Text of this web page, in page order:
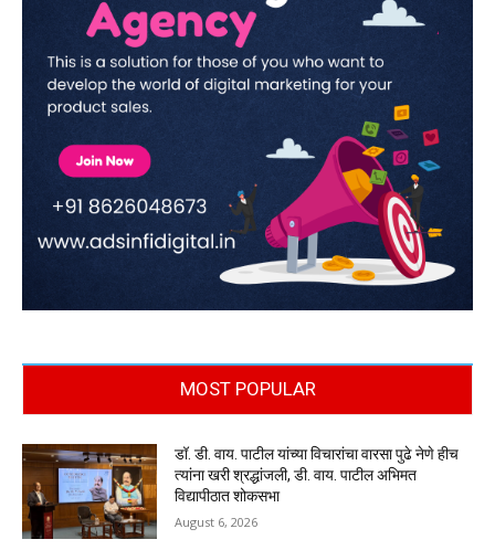
MOST POPULAR
डॉ. डी. वाय. पाटील यांच्या विचारांचा वारसा पुढे नेणे हीच
त्यांना खरी श्रद्धांजली, डी. वाय. पाटील अभिमत
विद्यापीठात शोकसभा
August 6, 2026